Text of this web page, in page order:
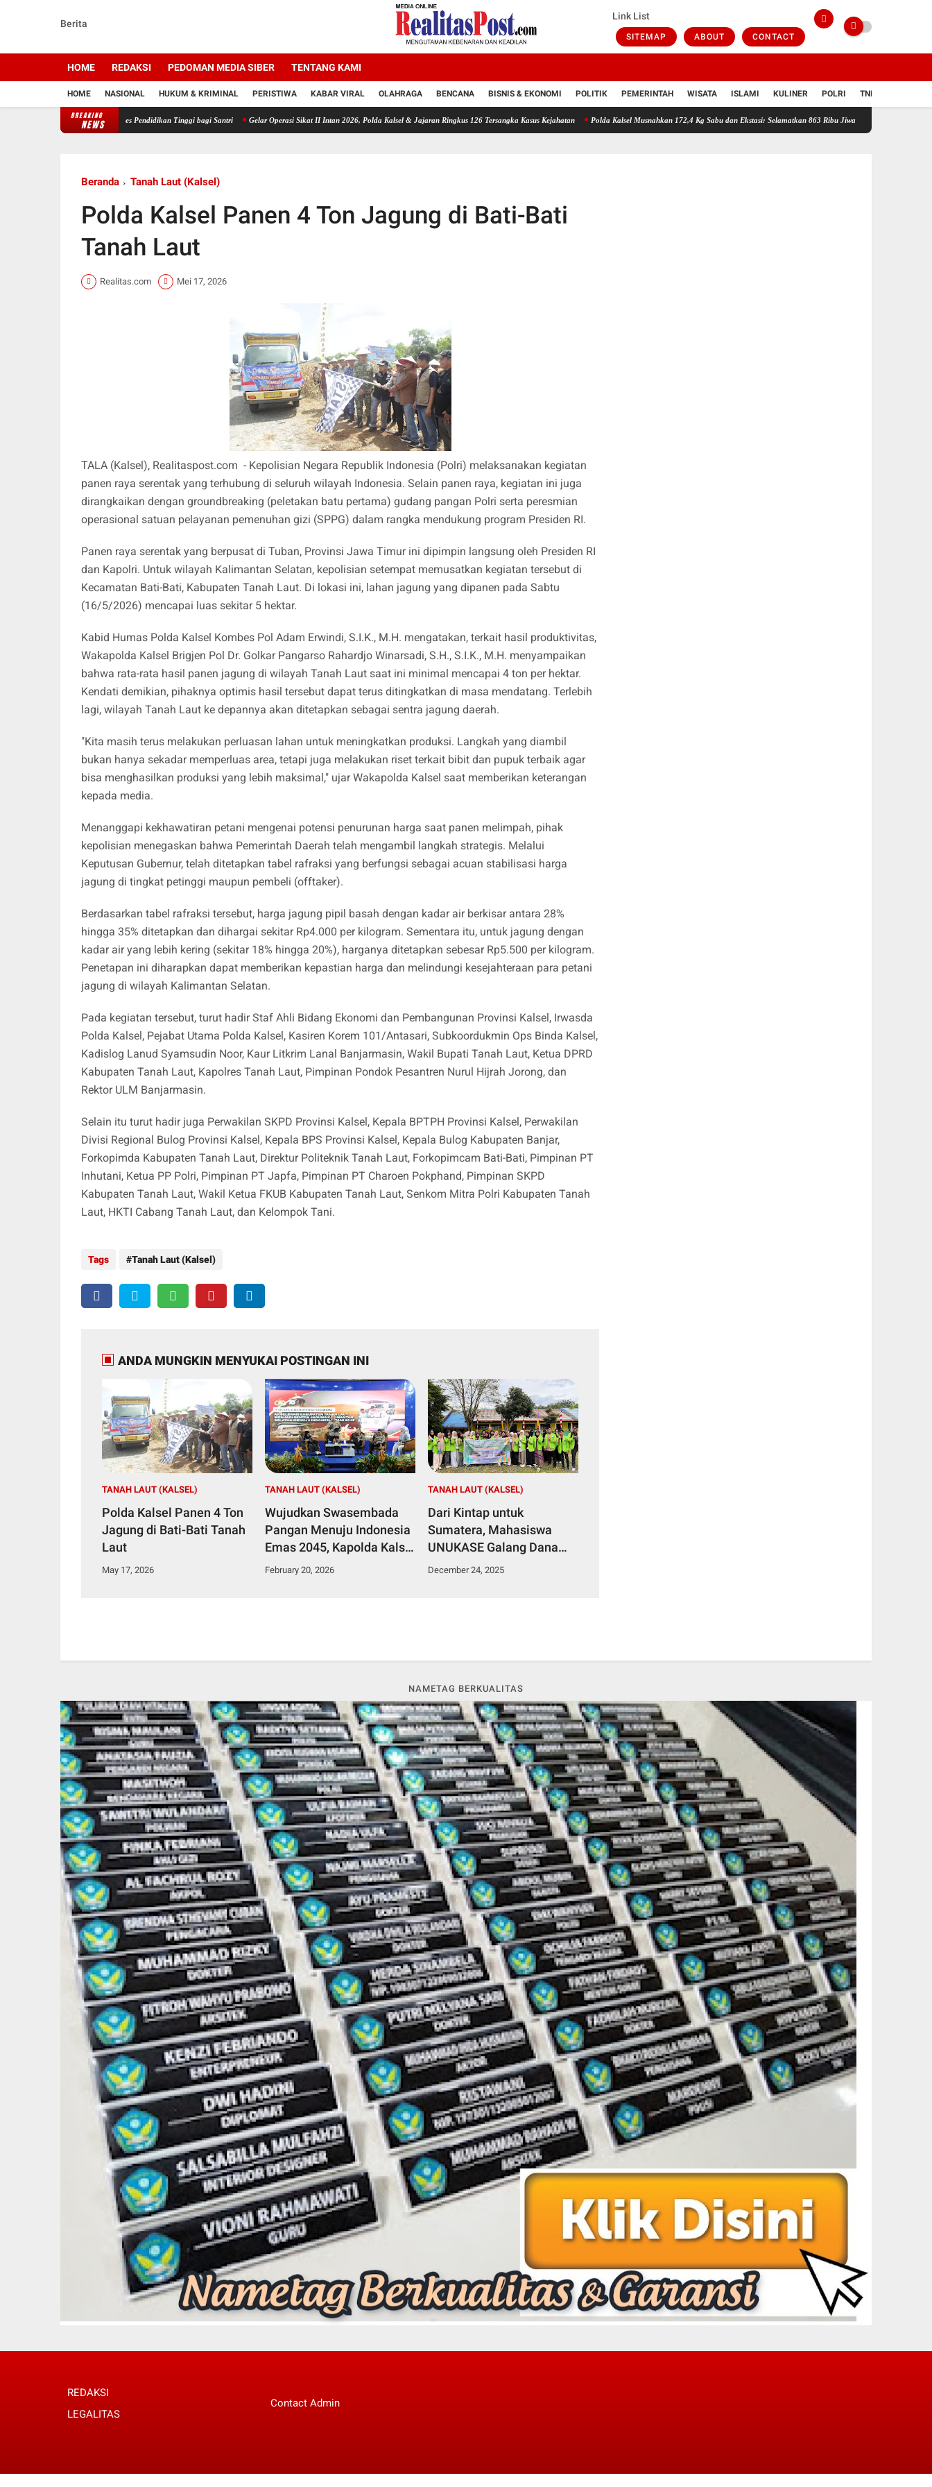
Berita
Link List
SITEMAP ABOUT CONTACT
HOME REDAKSI PEDOMAN MEDIA SIBER TENTANG KAMI
HOME NASIONAL HUKUM & KRIMINAL PERISTIWA KABAR VIRAL OLAHRAGA BENCANA BISNIS & EKONOMI POLITIK PEMERINTAH WISATA ISLAMI KULINER POLRI TNI
BREAKING
NEWS
RMA, Perkuat Akses Pendidikan Tinggi bagi Santri Gelar Operasi Sikat II Intan 2026, Polda Kalsel & Jajaran Ringkus 126 Tersangka Kasus Kejahatan Polda Kalsel Musnahkan 172,4 Kg Sabu dan Ekstasi: Selamatkan 863 Ribu Jiwa dan Hemat Biaya Rehab Rp. 4,3
Beranda Tanah Laut (Kalsel)
Polda Kalsel Panen 4 Ton Jagung di Bati-Bati
Tanah Laut
Realitas.com Mei 17, 2026
TALA (Kalsel), Realitaspost.com - Kepolisian Negara Republik Indonesia (Polri) melaksanakan kegiatan
panen raya serentak yang terhubung di seluruh wilayah Indonesia. Selain panen raya, kegiatan ini juga
dirangkaikan dengan groundbreaking (peletakan batu pertama) gudang pangan Polri serta peresmian
operasional satuan pelayanan pemenuhan gizi (SPPG) dalam rangka mendukung program Presiden RI.
Panen raya serentak yang berpusat di Tuban, Provinsi Jawa Timur ini dipimpin langsung oleh Presiden RI
dan Kapolri. Untuk wilayah Kalimantan Selatan, kepolisian setempat memusatkan kegiatan tersebut di
Kecamatan Bati-Bati, Kabupaten Tanah Laut. Di lokasi ini, lahan jagung yang dipanen pada Sabtu
(16/5/2026) mencapai luas sekitar 5 hektar.
Kabid Humas Polda Kalsel Kombes Pol Adam Erwindi, S.I.K., M.H. mengatakan, terkait hasil produktivitas,
Wakapolda Kalsel Brigjen Pol Dr. Golkar Pangarso Rahardjo Winarsadi, S.H., S.I.K., M.H. menyampaikan
bahwa rata-rata hasil panen jagung di wilayah Tanah Laut saat ini minimal mencapai 4 ton per hektar.
Kendati demikian, pihaknya optimis hasil tersebut dapat terus ditingkatkan di masa mendatang. Terlebih
lagi, wilayah Tanah Laut ke depannya akan ditetapkan sebagai sentra jagung daerah.
"Kita masih terus melakukan perluasan lahan untuk meningkatkan produksi. Langkah yang diambil
bukan hanya sekadar memperluas area, tetapi juga melakukan riset terkait bibit dan pupuk terbaik agar
bisa menghasilkan produksi yang lebih maksimal," ujar Wakapolda Kalsel saat memberikan keterangan
kepada media.
Menanggapi kekhawatiran petani mengenai potensi penurunan harga saat panen melimpah, pihak
kepolisian menegaskan bahwa Pemerintah Daerah telah mengambil langkah strategis. Melalui
Keputusan Gubernur, telah ditetapkan tabel rafraksi yang berfungsi sebagai acuan stabilisasi harga
jagung di tingkat petinggi maupun pembeli (offtaker).
Berdasarkan tabel rafraksi tersebut, harga jagung pipil basah dengan kadar air berkisar antara 28%
hingga 35% ditetapkan dan dihargai sekitar Rp4.000 per kilogram. Sementara itu, untuk jagung dengan
kadar air yang lebih kering (sekitar 18% hingga 20%), harganya ditetapkan sebesar Rp5.500 per kilogram.
Penetapan ini diharapkan dapat memberikan kepastian harga dan melindungi kesejahteraan para petani
jagung di wilayah Kalimantan Selatan.
Pada kegiatan tersebut, turut hadir Staf Ahli Bidang Ekonomi dan Pembangunan Provinsi Kalsel, Irwasda
Polda Kalsel, Pejabat Utama Polda Kalsel, Kasiren Korem 101/Antasari, Subkoordukmin Ops Binda Kalsel,
Kadislog Lanud Syamsudin Noor, Kaur Litkrim Lanal Banjarmasin, Wakil Bupati Tanah Laut, Ketua DPRD
Kabupaten Tanah Laut, Kapolres Tanah Laut, Pimpinan Pondok Pesantren Nurul Hijrah Jorong, dan
Rektor ULM Banjarmasin.
Selain itu turut hadir juga Perwakilan SKPD Provinsi Kalsel, Kepala BPTPH Provinsi Kalsel, Perwakilan
Divisi Regional Bulog Provinsi Kalsel, Kepala BPS Provinsi Kalsel, Kepala Bulog Kabupaten Banjar,
Forkopimda Kabupaten Tanah Laut, Direktur Politeknik Tanah Laut, Forkopimcam Bati-Bati, Pimpinan PT
Inhutani, Ketua PP Polri, Pimpinan PT Japfa, Pimpinan PT Charoen Pokphand, Pimpinan SKPD
Kabupaten Tanah Laut, Wakil Ketua FKUB Kabupaten Tanah Laut, Senkom Mitra Polri Kabupaten Tanah
Laut, HKTI Cabang Tanah Laut, dan Kelompok Tani.
Tags Tanah Laut (Kalsel)
ANDA MUNGKIN MENYUKAI POSTINGAN INI
TANAH LAUT (KALSEL)
Polda Kalsel Panen 4 Ton
Jagung di Bati-Bati Tanah
Laut
May 17, 2026
TANAH LAUT (KALSEL)
Wujudkan Swasembada
Pangan Menuju Indonesia
Emas 2045, Kapolda Kalsel
Gelar FGD Akselerasi
February 20, 2026
TANAH LAUT (KALSEL)
Dari Kintap untuk
Sumatera, Mahasiswa
UNUKASE Galang Dana
Kemanusiaan
December 24, 2025
NAMETAG BERKUALITAS
REDAKSI
LEGALITAS
Contact Admin